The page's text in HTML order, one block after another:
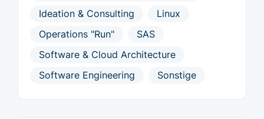
Ideation & Consulting
Linux
Operations "Run"
SAS
Software & Cloud Architecture
Software Engineering
Sonstige